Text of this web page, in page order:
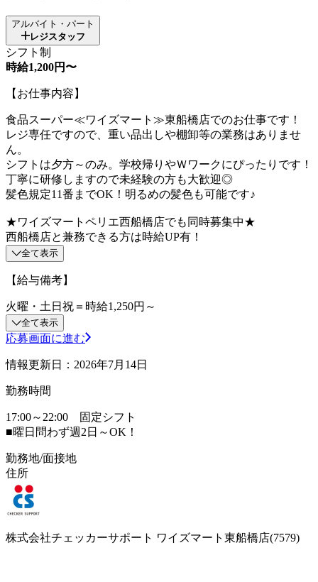
アルバイト・パート
レジスタッフ
シフト制
時給1,200円〜
【お仕事内容】
食品スーパー≪ワイズマート≫東船橋店でのお仕事です！
レジ専任ですので、重い品出しや棚卸等の業務はありませ
ん。
シフトは夕方～のみ。学校帰りやＷワークにぴったりです！
丁寧に研修しますので未経験の方も大歓迎◎
髪色規定11番までOK！明るめの髪色も可能です♪
★ワイズマートペリエ西船橋店でも同時募集中★
西船橋店と兼務できる方は時給UP有！
全て表示
【給与備考】
火曜・土日祝＝時給1,250円～
全て表示
応募画面に進む
情報更新日：2026年7月14日
勤務時間
17:00～22:00 固定シフト
■曜日問わず週2日～OK！
勤務地/面接地
住所
株式会社チェッカーサポート ワイズマート東船橋店(7579)